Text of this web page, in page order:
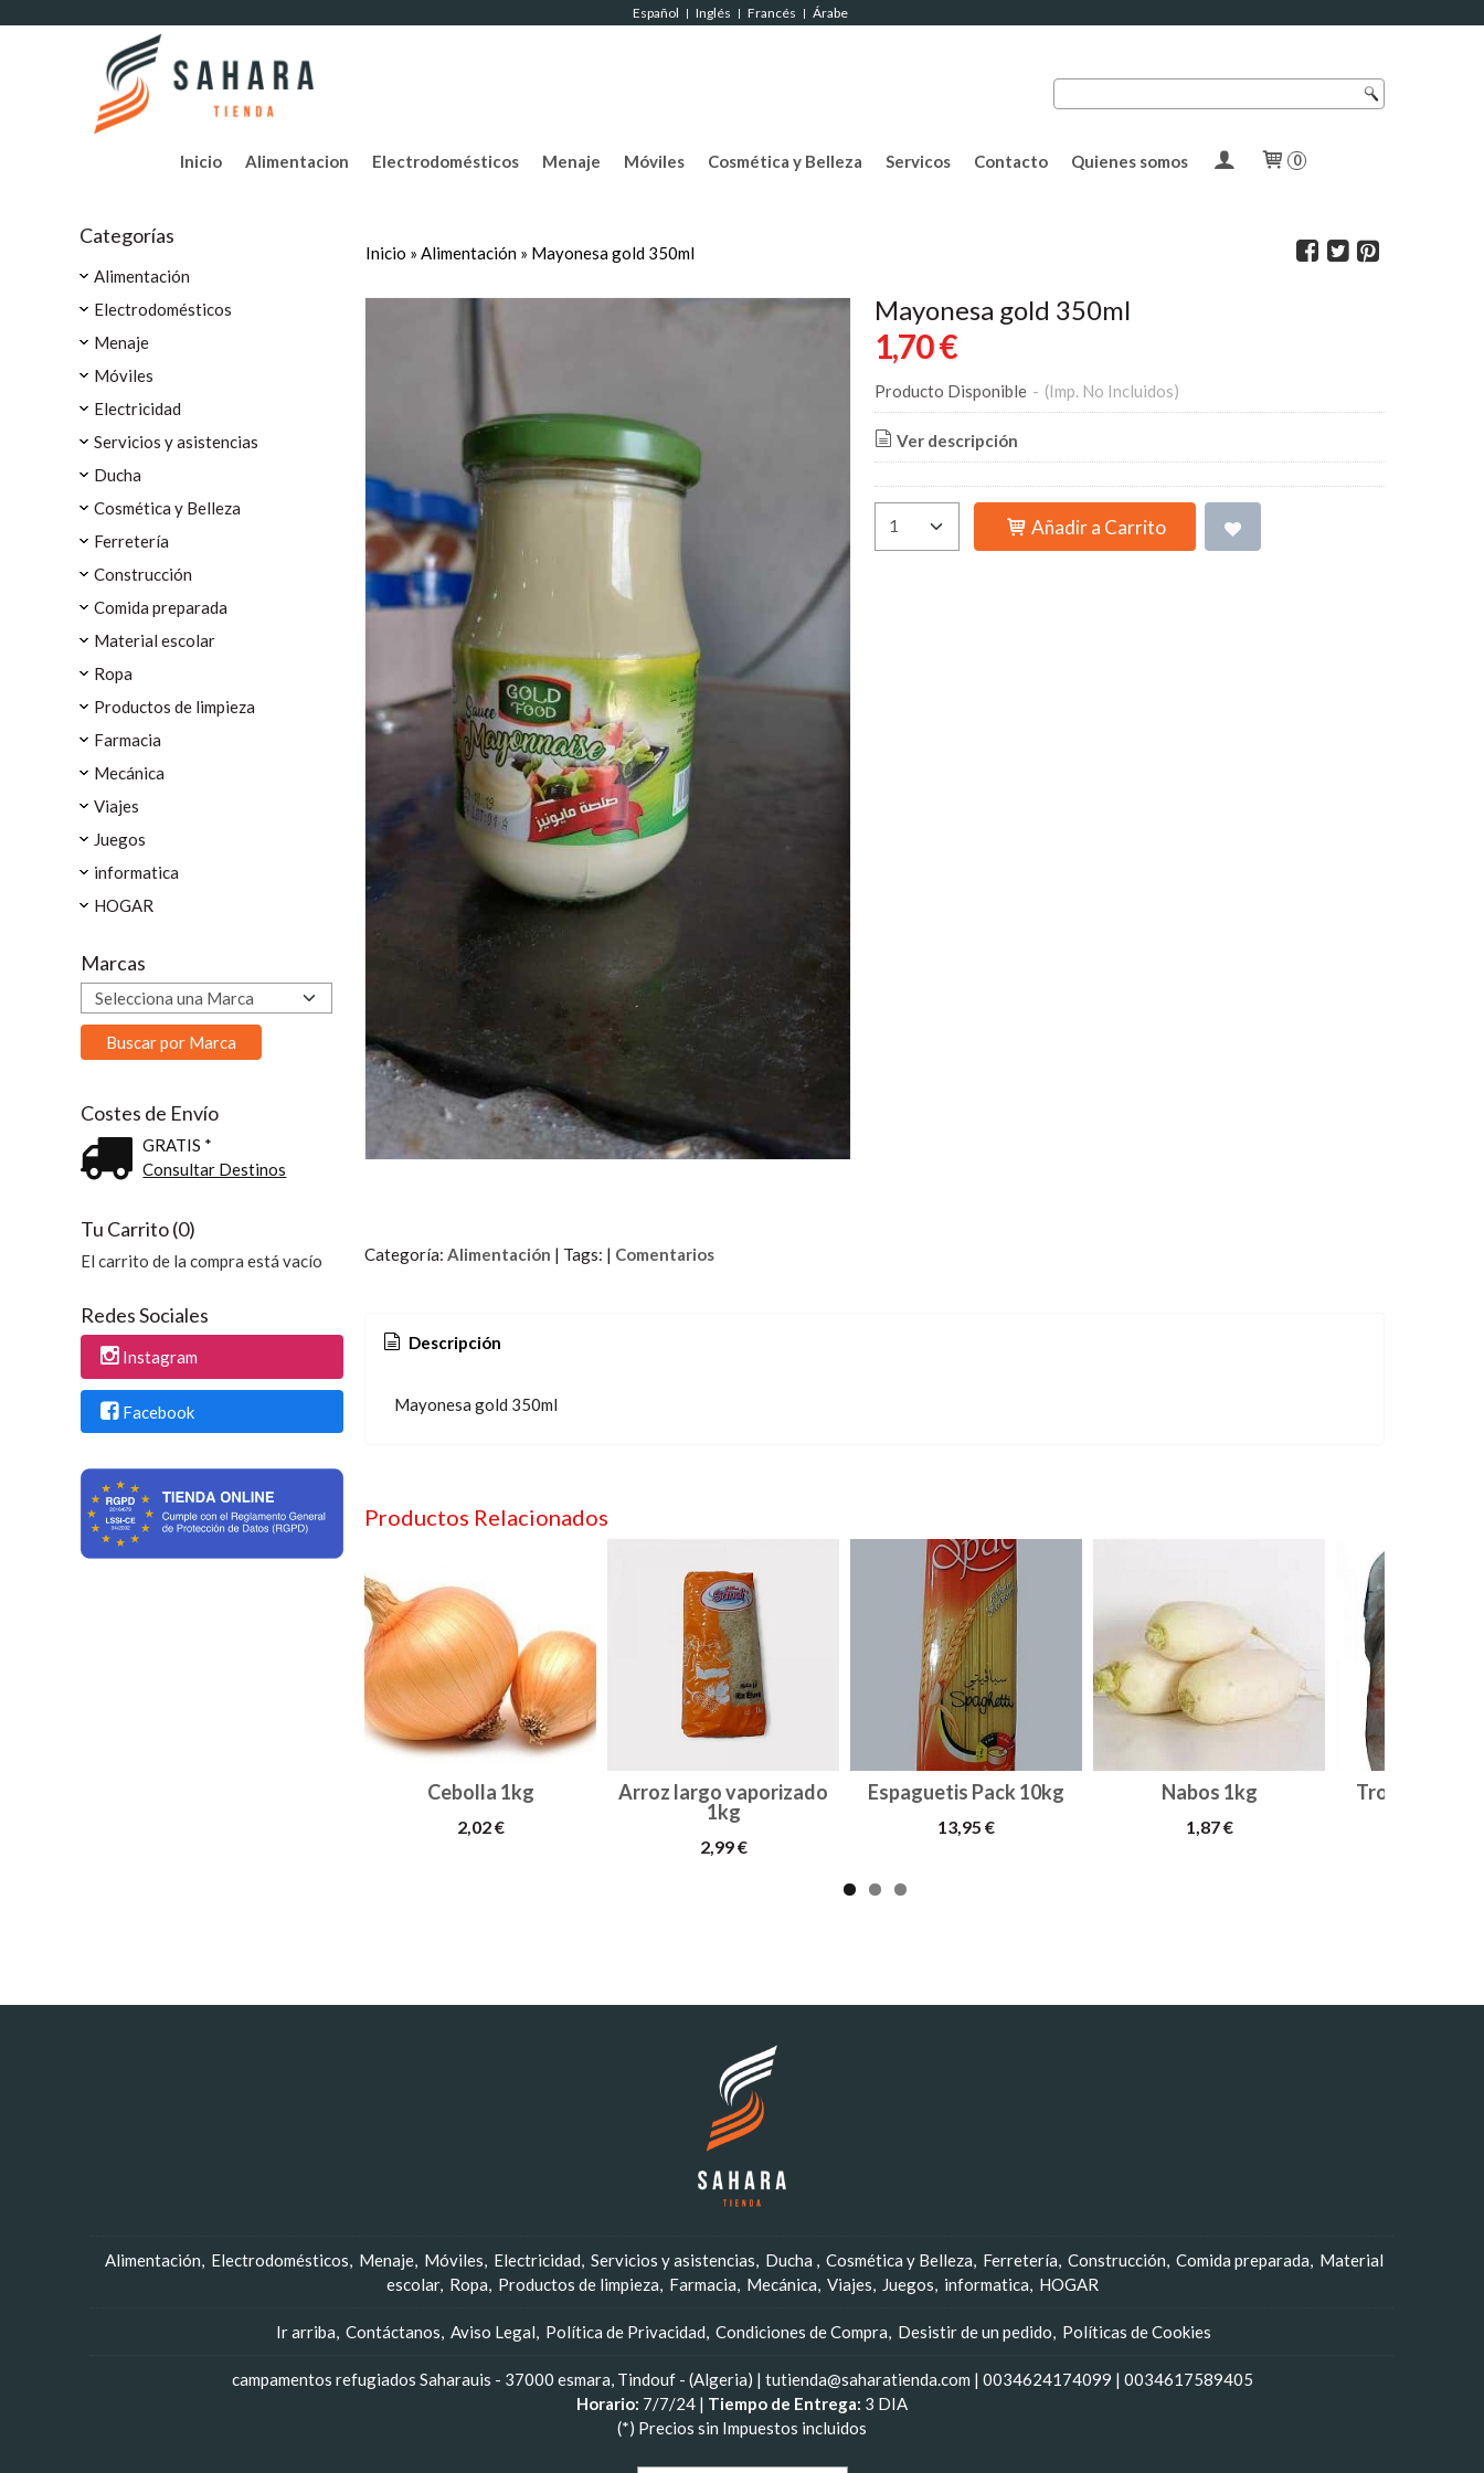
Español | Inglés | Francés | Árabe
Inicio Alimentacion Electrodomésticos Menaje Móviles Cosmética y Belleza Servicos Contacto Quienes somos 0
Categorías
Alimentación
Electrodomésticos
Menaje
Móviles
Electricidad
Servicios y asistencias
Ducha
Cosmética y Belleza
Ferretería
Construcción
Comida preparada
Material escolar
Ropa
Productos de limpieza
Farmacia
Mecánica
Viajes
Juegos
informatica
HOGAR
Marcas
Costes de Envío
GRATIS *
Consultar Destinos
Tu Carrito (0)
El carrito de la compra está vacío
Redes Sociales
Instagram
Facebook
Inicio » Alimentación » Mayonesa gold 350ml
Mayonesa gold 350ml
1,70 €
Producto Disponible - (Imp. No Incluidos)
Ver descripción
Añadir a Carrito
Categoría: Alimentación | Tags: | Comentarios
Descripción
Mayonesa gold 350ml
Productos Relacionados
Cebolla 1kg
2,02 €
Arroz largo vaporizado
1kg
2,99 €
Espaguetis Pack 10kg
13,95 €
Nabos 1kg
1,87 €
Trozos y
Alimentación Electrodomésticos Menaje Móviles Electricidad Servicios y asistencias Ducha Cosmética y Belleza Ferretería Construcción Comida preparada
Material
escolar Ropa Productos de limpieza Farmacia Mecánica Viajes Juegos informatica HOGAR
Ir arriba Contáctanos Aviso Legal Política de Privacidad Condiciones de Compra Desistir de un pedido Políticas de Cookies
campamentos refugiados Saharauis - 37000 esmara, Tindouf - (Algeria) | tutienda@saharatienda.com | 0034624174099 | 0034617589405
Horario: 7/7/24 | Tiempo de Entrega: 3 DIA
(*) Precios sin Impuestos incluidos